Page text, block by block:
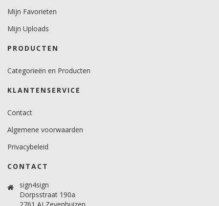
Temperatuurbereik (°C)
3 jaar silver.
Zie datasheet.
Mijn Favorieten
Mijn Uploads
PRODUCTEN
Categorieën en Producten
KLANTENSERVICE
Contact
Algemene voorwaarden
Privacybeleid
CONTACT
sign4sign
Dorpsstraat 190a